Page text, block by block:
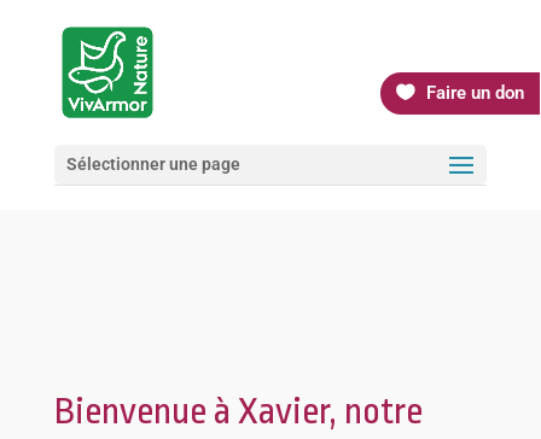
Faire un don
Sélectionner une page
Bienvenue à Xavier, notre